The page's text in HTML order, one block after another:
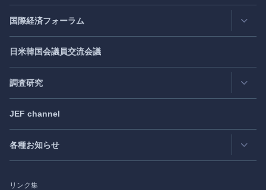
活動評価
JEF創立40周年
Back Number
Publisher's Note- パブリッシャーズノート
Exclusive Interview
国際経済フォーラム
日アジア太平洋フォーラム
日米フォーラム
日欧フォーラム
過去の実績
日米韓国会議員交流会議
調査研究
研究会
受託事業
JEF channel
各種お知らせ
リンク集